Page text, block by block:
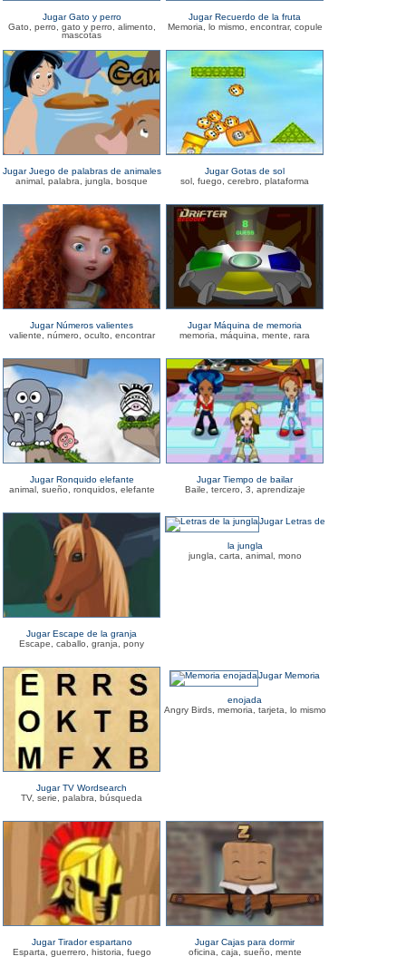
Jugar Gato y perro
Gato, perro, gato y perro, alimento,
mascotas
Jugar Recuerdo de la fruta
Memoria, lo mismo, encontrar, copule
Jugar Juego de palabras de animales
animal, palabra, jungla, bosque
Jugar Gotas de sol
sol, fuego, cerebro, plataforma
Jugar Números valientes
valiente, número, oculto, encontrar
Jugar Máquina de memoria
memoria, máquina, mente, rara
Jugar Ronquido elefante
animal, sueño, ronquidos, elefante
Jugar Tiempo de bailar
Baile, tercero, 3, aprendizaje
Jugar Escape de la granja
Escape, caballo, granja, pony
Jugar Letras de
la jungla
jungla, carta, animal, mono
Jugar TV Wordsearch
TV, serie, palabra, búsqueda
Jugar Memoria
enojada
Angry Birds, memoria, tarjeta, lo mismo
Jugar Tirador espartano
Esparta, guerrero, historia, fuego
Jugar Cajas para dormir
oficina, caja, sueño, mente